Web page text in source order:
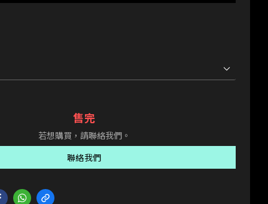
售完
若想購買，請聯絡我們。
聯絡我們